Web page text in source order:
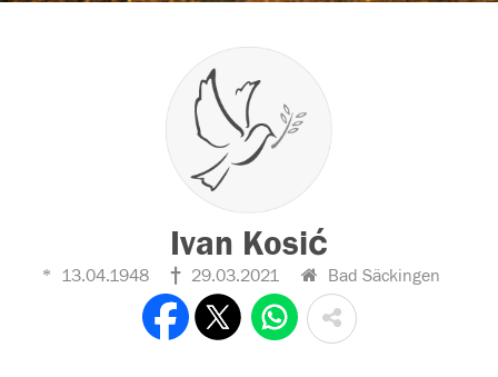
Ivan Kosić
13.04.1948 29.03.2021 Bad Säckingen